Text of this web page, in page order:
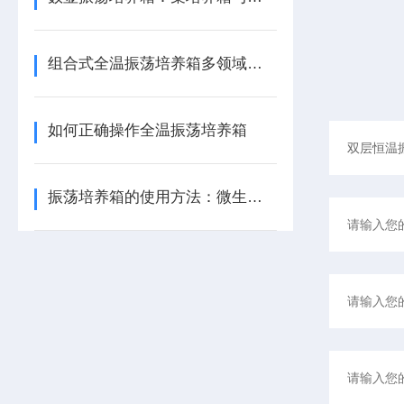
组合式全温振荡培养箱多领域应用的精密温控平台
如何正确操作全温振荡培养箱
振荡培养箱的使用方法：微生物培养与研究的设备